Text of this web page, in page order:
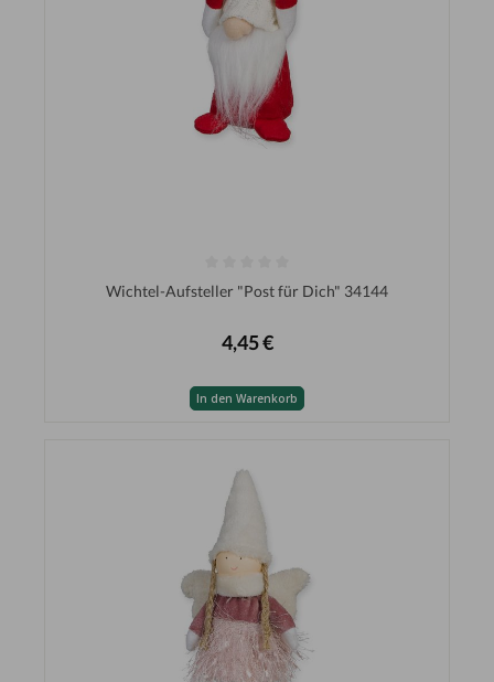
Wichtel-Aufsteller "Post für Dich" 34144
4,45 €
In den Warenkorb